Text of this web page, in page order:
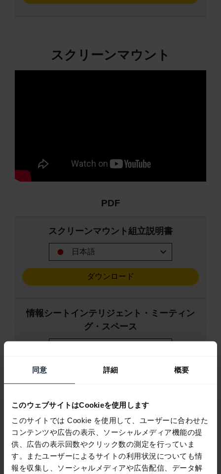
同意 詳細 概要
このウェブサイトはCookieを使用します
このサイトでは Cookie を使用して、ユーザーに合わせた
コンテンツや広告の表示、ソーシャルメディア機能の提
供、広告の表示回数やクリック数の測定を行っていま
す。またユーザーによるサイトの利用状況についても情
報を収集し、ソーシャルメディアや広告配信、データ解
スクリーンマウント
PDF
スクリーンマウント組立説明書
日本語 expand_more
ダウンロード
情報シートインテリジェント・ミーティン
グ・スペース
ダウンロード
テーブルスタンド